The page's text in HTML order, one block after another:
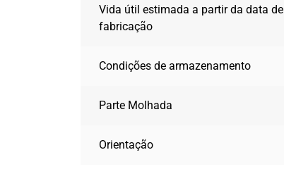
Vida útil estimada a partir da data de
fabricação
Condições de armazenamento
Parte Molhada
Orientação